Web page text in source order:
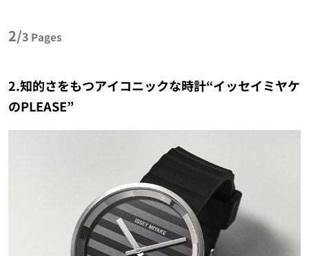
2/3 Pages
2.知的さをもつアイコニックな時計“イッセイミヤケ
のPLEASE”